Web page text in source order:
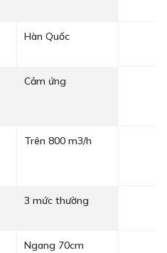
Hàn Quốc
Cảm ứng
Trên 800 m3/h
3 mức thường
Ngang 70cm